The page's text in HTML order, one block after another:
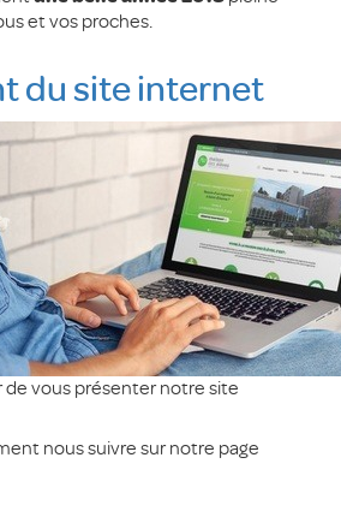
et vos proches.
du site internet
de vous présenter notre site
nous suivre sur notre page